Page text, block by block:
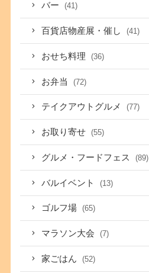
バー (41)
百貨店物産展・催し (41)
おせち料理 (36)
お弁当 (72)
テイクアウトグルメ (77)
お取り寄せ (55)
グルメ・フードフェス (89)
バルイベント (13)
ゴルフ場 (65)
マラソン大会 (7)
家ごはん (52)